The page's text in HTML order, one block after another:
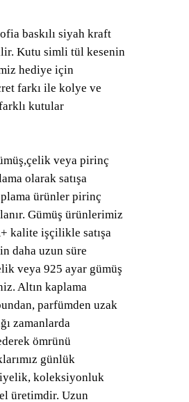
baskılı siyah kraft
Kutu simli tül kesenin
hediye için
farkı ile kolye ve
kutular
veya pirinç
olarak satışa
ürünler pirinç
Gümüş ürünlerimiz
kalite işçilikle satışa
daha uzun süre
veya 925 ayar gümüş
Altın kaplama
parfümden uzak
zamanlarda
ömrünü
günlük
koleksiyonluk
üretimdir. Uzun